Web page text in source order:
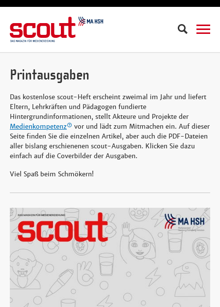
Suche
Printausgaben
Das kostenlose scout-Heft erscheint zweimal im Jahr und liefert
Eltern, Lehrkräften und Pädagogen fundierte
Hintergrundinformationen, stellt Akteure und Projekte der
Medienkompetenz
vor und lädt zum Mitmachen ein. Auf dieser
Seite finden Sie die einzelnen Artikel, aber auch die PDF-Dateien
aller bislang erschienenen scout-Ausgaben. Klicken Sie dazu
einfach auf die Coverbilder der Ausgaben.
Viel Spaß beim Schmökern!